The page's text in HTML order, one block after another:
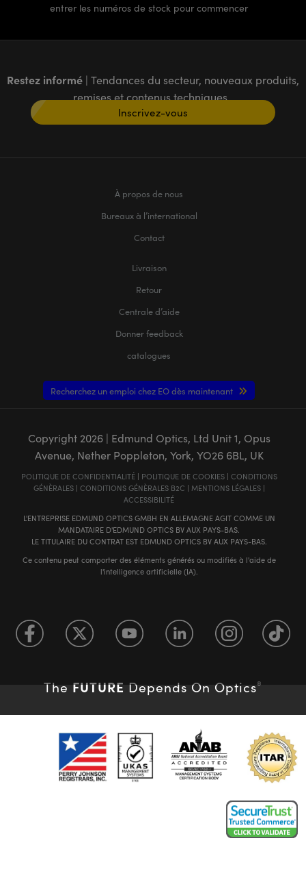
entrer les numéros de stock pour commencer
Restez informé | Tendances du secteur, nouveaux produits,
remises et contenus techniques
Inscrivez-vous
À propos de nous
Bureaux à l’international
Contact
Livraison
Retour
Centrale d’aide
Donner feedback
catalogues
Recherchez un emploi chez EO dès maintenant
Copyright 2026| Edmund Optics, Ltd Unit 1, Opus
Avenue, Nether Poppleton, York, YO26 6BL, UK
POLITIQUE DE CONFIDENTIALITÉ| POLITIQUE DE COOKIES| CONDITIONS
GÉNÈRALES| CONDITIONS GÉNÈRALES B2C | MENTIONS LÉGALES|
ACCESSIBILITÉ
L'ENTREPRISE EDMUND OPTICS GMBH EN ALLEMAGNE AGIT COMME UN
MANDATAIRE D'EDMUND OPTICS BV AUX PAYS-BAS.
LE TITULAIRE DU CONTRAT EST EDMUND OPTICS BV AUX PAYS-BAS.
Ce contenu peut comporter des éléments générés ou modifiés à l'aide de
l'intelligence artificielle (IA).
The FUTURE Depends On Optics®